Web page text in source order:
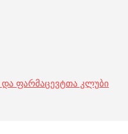
და ფარმაცევტთა კლუბი